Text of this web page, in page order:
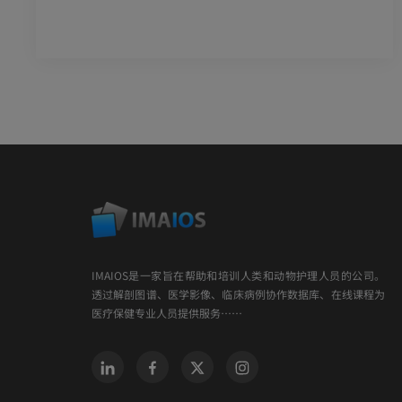
IMAIOS是一家旨在帮助和培训人类和动物护理人员的公司。
透过解剖图谱、医学影像、临床病例协作数据库、在线课程为
医疗保健专业人员提供服务……